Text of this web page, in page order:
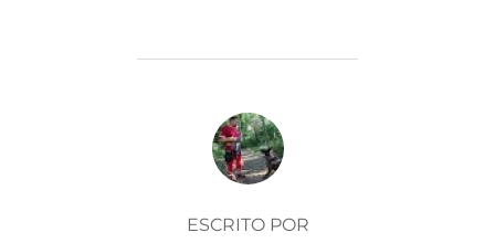
AUTOR DE LA ENTRADA
ESCRITO POR